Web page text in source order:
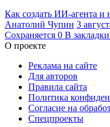
Как создать ИИ-агента
Анатолий Чупин 3
Сохраняется 0 В закладки
О проекте
Реклама на сайте
Для авторов
Правила сайта
Политика
Согласие на
Спецпроекты